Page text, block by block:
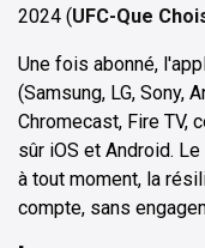
2024 (UFC-Que
Une fois abonné,
(Samsung, LG, Sony,
Chromecast, Fire TV,
sûr iOS et Android.
à tout moment, la
compte, sans